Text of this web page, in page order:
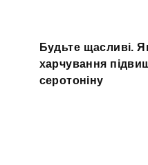
Будьте щасливі.
харчування
серотоніну